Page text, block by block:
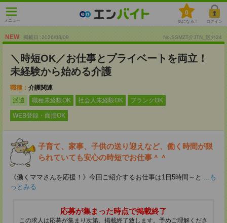
メニュー
0
気になる！ ログイン
NEW 掲載日 :2026/08/09 No.SSMZT介JTN_区外24
＼時短OK／お仕事とプライベートを両立！
未経験から始める介護
職種： 介護関連
派遣
職種未経験OK 社会人未経験OK ブランクOK
WEB登録・面接OK
子育て、家事、子供の送り迎えなど、働く時間が限
られていても安心の時短でお仕事＾＾
《働くママさんを応援！》今回ご紹介するお仕事は1日5時間～と ...も
っとみる
応募が集まった時点で掲載終了
この求人は応募が集まり次第、掲載終了致します。予めご理解くださ